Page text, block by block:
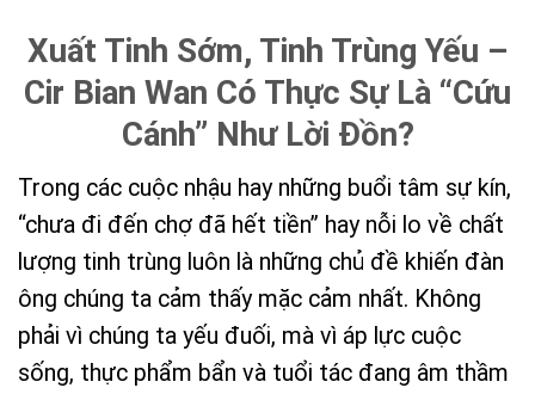
Xuất Tinh Sớm, Tinh Trùng Yếu –
Cir Bian Wan Có Thực Sự Là “Cứu
Cánh” Như Lời Đồn?
Trong các cuộc nhậu hay những buổi tâm sự kín,
“chưa đi đến chợ đã hết tiền” hay nỗi lo về chất
lượng tinh trùng luôn là những chủ đề khiến đàn
ông chúng ta cảm thấy mặc cảm nhất. Không
phải vì chúng ta yếu đuối, mà vì áp lực cuộc
sống, thực phẩm bẩn và tuổi tác đang âm thầm